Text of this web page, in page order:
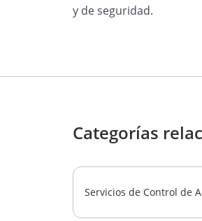
y de seguridad.
Categorías
Servicios de Control de